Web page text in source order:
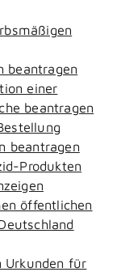
beantragen
einer
beantragen
beantragen
Produkten
öffentlichen
Urkunden für